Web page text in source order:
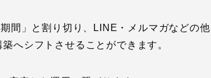
間」と割り切り、LINE・メルマガなどの
へシフトさせることができます。